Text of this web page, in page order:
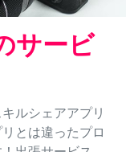
サービ
ルシェアアプリ
とは違ったプロ